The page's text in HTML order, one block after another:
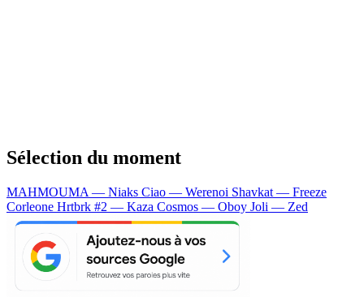
Sélection du moment
MAHMOUMA — Niaks Ciao — Werenoi Shavkat — Freeze
Corleone Hrtbrk #2 — Kaza Cosmos — Oboy Joli — Zed